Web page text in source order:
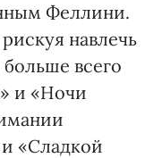
Феллини.
навлечь
всего
и «Ночи
«Сладкой